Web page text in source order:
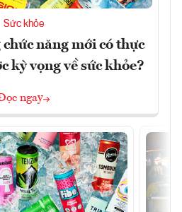
Sức khỏe
năng mới có thực
kỳ vọng về sức khỏe?
ngay